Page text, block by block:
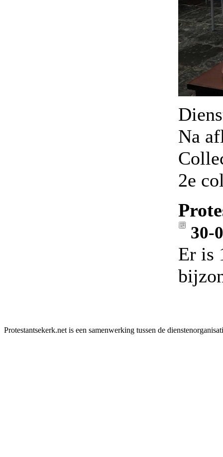
Na
2e
30-
Er is
Protestantsekerk.net is een samenwerking tussen de